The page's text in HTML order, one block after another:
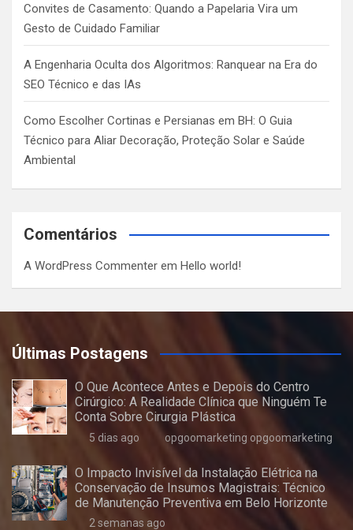
Convites de Casamento: Quando a Papelaria Vira um
Gesto de Cuidado Familiar
A Engenharia Oculta dos Algoritmos: Ranquear na Era do
SEO Técnico e das IAs
Como Escolher Cortinas e Persianas em BH: O Guia
Técnico para Aliar Decoração, Proteção Solar e Saúde
Ambiental
Comentários
A WordPress Commenter em Hello world!
Últimas Postagens
O Que Acontece Antes e Depois do Centro
Cirúrgico: A Realidade Clínica que Ninguém Te
Conta Sobre Cirurgia Plástica
5 dias ago opgoomarketing opgoomarketing
O Impacto Invisível da Instalação Elétrica na
Conservação de Insumos Magistrais: Técnico
de Manutenção Preventiva em Belo Horizonte
2 semanas ago